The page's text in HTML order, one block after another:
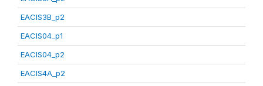
EACIS3B_p2
EACIS04_p1
EACIS04_p2
EACIS4A_p2